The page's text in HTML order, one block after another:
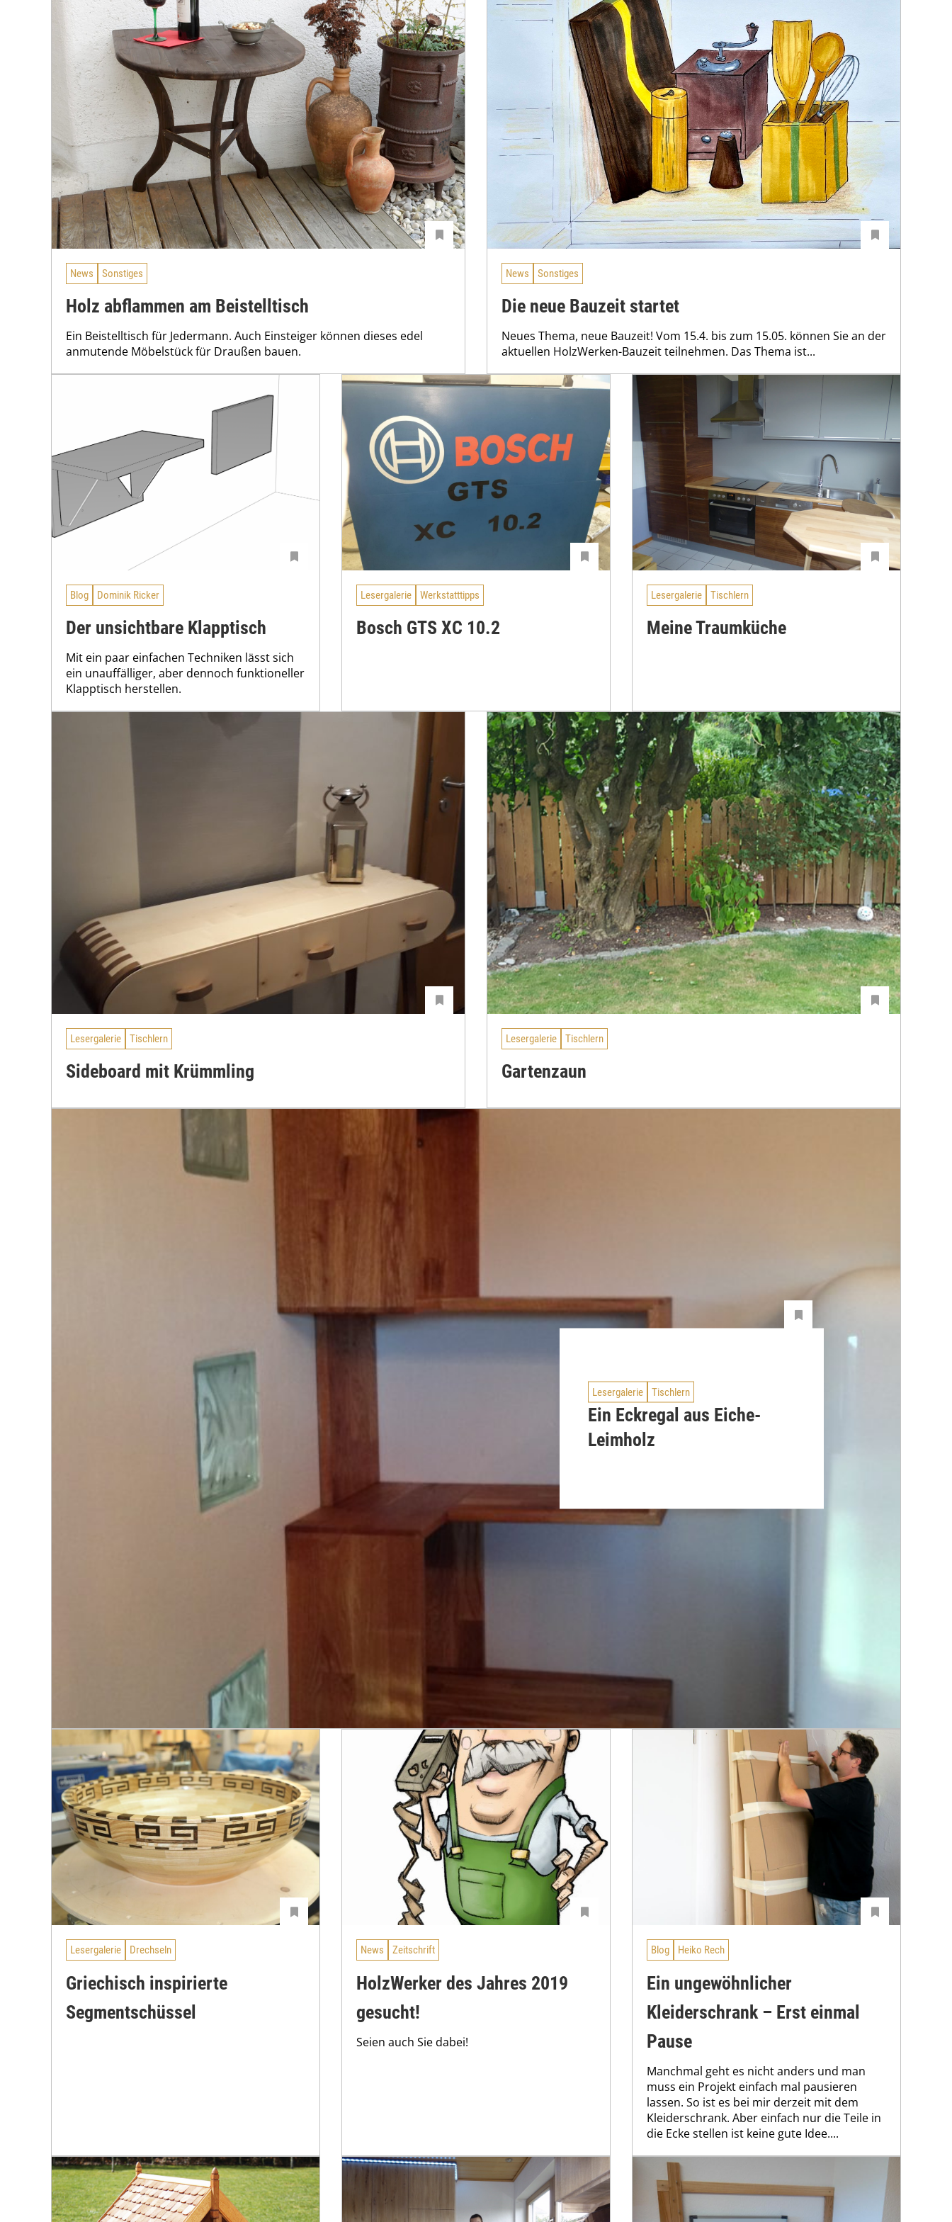
News Sonstiges
Holz abflammen am Beistelltisch
Ein Beistelltisch für Jedermann. Auch Einsteiger können dieses edel
anmutende Möbelstück für Draußen bauen.
News Sonstiges
Die neue Bauzeit startet
Neues Thema, neue Bauzeit! Vom 15.4. bis zum 15.05. können Sie an der
aktuellen HolzWerken-Bauzeit teilnehmen. Das Thema ist...
Blog Dominik Ricker
Der unsichtbare Klapptisch
Mit ein paar einfachen Techniken lässt sich
ein unauffälliger, aber dennoch funktioneller
Klapptisch herstellen.
Lesergalerie Werkstatttipps
Bosch GTS XC 10.2
Lesergalerie Tischlern
Meine Traumküche
Lesergalerie Tischlern
Sideboard mit Krümmling
Lesergalerie Tischlern
Gartenzaun
Lesergalerie Tischlern
Ein Eckregal aus Eiche-
Leimholz
Lesergalerie Drechseln
Griechisch inspirierte
Segmentschüssel
News Zeitschrift
HolzWerker des Jahres 2019
gesucht!
Seien auch Sie dabei!
Blog Heiko Rech
Ein ungewöhnlicher
Kleiderschrank – Erst einmal
Pause
Manchmal geht es nicht anders und man
muss ein Projekt einfach mal pausieren
lassen. So ist es bei mir derzeit mit dem
Kleiderschrank. Aber einfach nur die Teile in
die Ecke stellen ist keine gute Idee....